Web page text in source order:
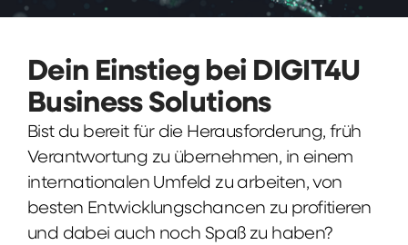
Dein Einstieg bei DIGIT4U
Business Solutions
Bist du bereit für die Herausforderung, früh
Verantwortung zu übernehmen, in einem
internationalen Umfeld zu arbeiten, von
besten Entwicklungschancen zu profitieren
und dabei auch noch Spaß zu haben?